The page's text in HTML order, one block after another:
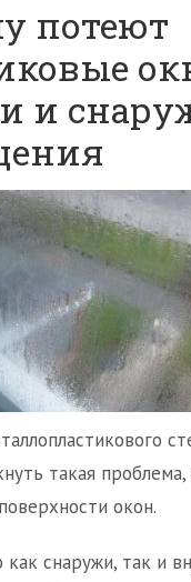
потеют
и
такая проблема,
окон.
как снаружи, так и